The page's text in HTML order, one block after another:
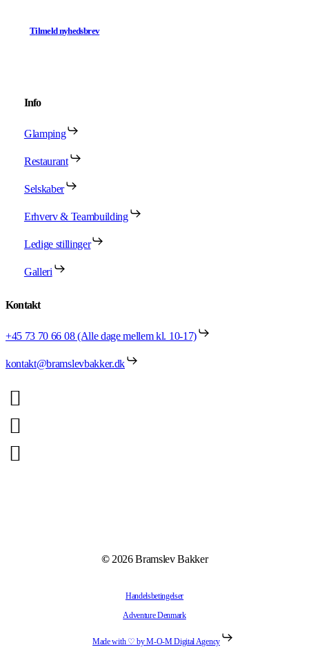
Tilmeldnyhedsbrev
Info
Glamping
Restaurant
Selskaber
Erhverv & Teambuilding
Ledige stillinger
Galleri
Kontakt
+45 73 70 66 08 (Alle dage mellem kl. 10-17)
kontakt@bramslevbakker.dk
© 2026Bramslev Bakker
Handelsbetingelser
Adventure Denmark
Made with ♡ by M-O-M Digital Agency